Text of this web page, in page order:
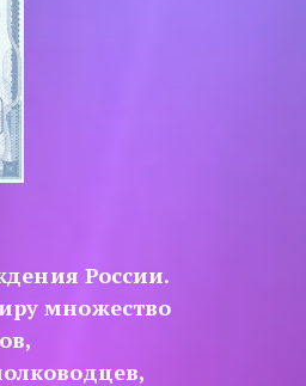
России.
множество